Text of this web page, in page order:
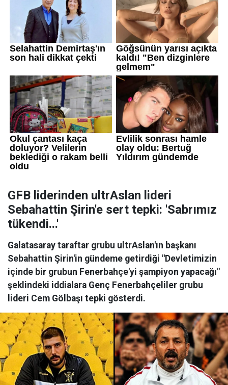
GFB liderinden ultrAslan lideri
Sebahattin Şirin'e sert tepki: 'Sabrımız
tükendi...'
Galatasaray taraftar grubu ultrAslan'ın başkanı
Sebahattin Şirin'in gündeme getirdiği "Devletimizin
içinde bir grubun Fenerbahçe'yi şampiyon yapacağı"
şeklindeki iddialara Genç Fenerbahçeliler grubu
lideri Cem Gölbaşı tepki gösterdi.